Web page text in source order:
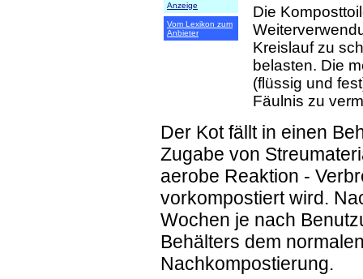
Anzeige
Vom Lexikon zum
Anbieter
Die
Kreislauf zu
belasten. Die
(flüssig und
Fäulnis zu
Der Kot fällt in einen
Zugabe von
aerobe Reaktion -
vorkompostiert wird.
Wochen je nach
Behälters dem
Nachkompostierung.